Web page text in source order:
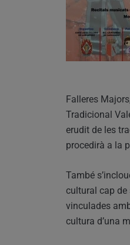
Falleres
Tradicional
erudit de les
procedirà a la
També
cultural cap de
vinculades
cultura d’una